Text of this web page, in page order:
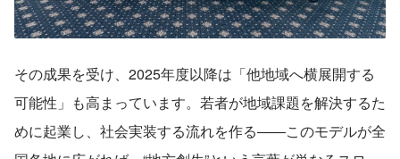
その成果を受け、2025年度以降は「他地域へ横展開する
可能性」も高まっています。若者が地域課題を解決するた
めに起業し、社会実装する流れを作る――このモデルが全